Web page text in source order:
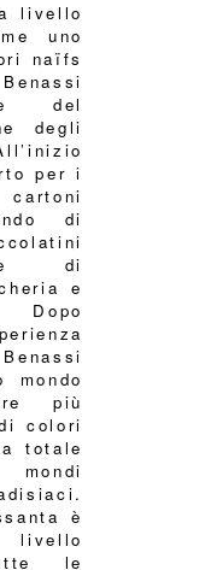
livello
uno
naïfs
del
degli
per i
di
di
e
mondo
più
colori
totale
è
le